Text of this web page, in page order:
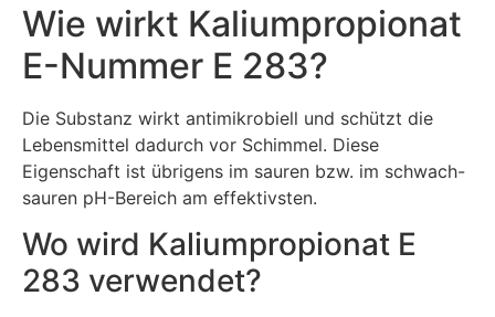
Wie wirkt Kaliumpropionat
E-Nummer E 283?
Die Substanz wirkt antimikrobiell und schützt die
Lebensmittel dadurch vor Schimmel. Diese
Eigenschaft ist übrigens im sauren bzw. im schwach-
sauren pH-Bereich am effektivsten.
Wo wird Kaliumpropionat E
283 verwendet?